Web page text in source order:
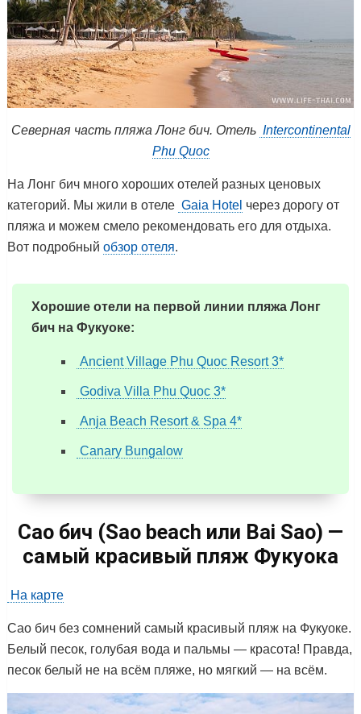
Северная часть пляжа Лонг бич. Отель Intercontinental
Phu Quoc
На Лонг бич много хороших отелей разных ценовых
категорий. Мы жили в отеле Gaia Hotel через дорогу от
пляжа и можем смело рекомендовать его для отдыха.
Вот подробный обзор отеля.
Хорошие отели на первой линии пляжа Лонг
бич на Фукуоке:
Ancient Village Phu Quoc Resort 3*
Godiva Villa Phu Quoc 3*
Anja Beach Resort & Spa 4*
Canary Bungalow
Сао бич (Sao beach или Bai Sao) —
самый красивый пляж Фукуока
На карте
Сао бич без сомнений самый красивый пляж на Фукуоке.
Белый песок, голубая вода и пальмы — красота! Правда,
песок белый не на всём пляже, но мягкий — на всём.